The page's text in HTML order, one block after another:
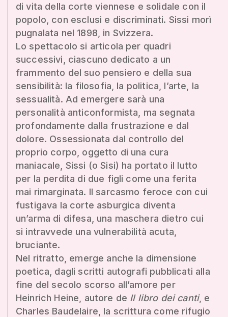
di vita della corte viennese e solidale con il
popolo, con esclusi e discriminati. Sissi morì
pugnalata nel 1898, in Svizzera.
Lo spettacolo si articola per quadri
successivi, ciascuno dedicato a un
frammento del suo pensiero e della sua
sensibilità: la filosofia, la politica, l’arte, la
sessualità. Ad emergere sarà una
personalità anticonformista, ma segnata
profondamente dalla frustrazione e dal
dolore. Ossessionata dal controllo del
proprio corpo, oggetto di una cura
maniacale, Sissi (o Sisi) ha portato il lutto
per la perdita di due figli come una ferita
mai rimarginata. Il sarcasmo feroce con cui
fustigava la corte asburgica diventa
un’arma di difesa, una maschera dietro cui
si intravvede una vulnerabilità acuta,
bruciante.
Nel ritratto, emerge anche la dimensione
poetica, dagli scritti autografi pubblicati alla
fine del secolo scorso all’amore per
Heinrich Heine, autore de Il libro dei canti, e
Charles Baudelaire, la scrittura come rifugio